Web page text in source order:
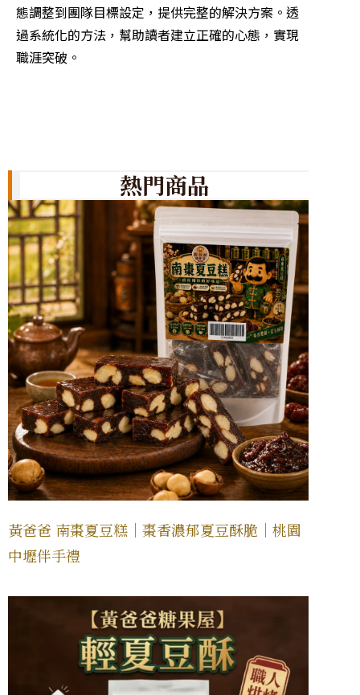
態調整到團隊目標設定，提供完整的解決方案。透
過系統化的方法，幫助讀者建立正確的心態，實現
職涯突破。
熱門商品
黃爸爸 南棗夏豆糕｜棗香濃郁夏豆酥脆｜桃園
中壢伴手禮